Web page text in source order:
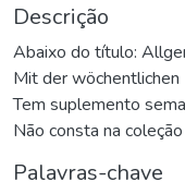
Descrição
Abaixo do título:
Mit der
Tem suplemento
Não consta na
Palavras-chave